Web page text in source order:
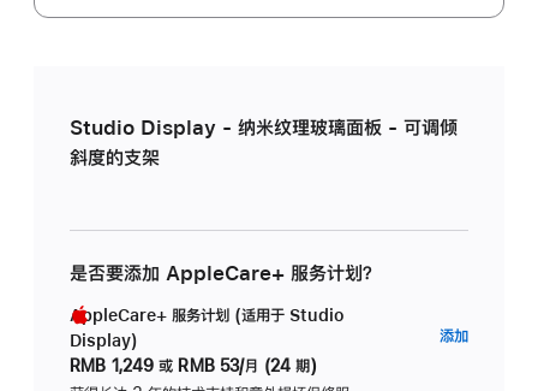
Studio Display - 纳米纹理玻璃面板 - 可调倾
斜度的支架
是否要添加 AppleCare+ 服务计划？
AppleCare+ 服务计划 (适用于 Studio
Display)
RMB 1,249 或 RMB 53/月 (24 期)
添加